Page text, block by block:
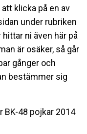
klicka på en av
under rubriken
ni även här på
är osäker, så går
gånger och
bestämmer sig
BK-48 pojkar 2014